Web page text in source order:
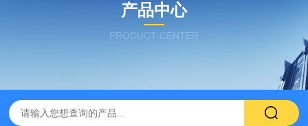
产品中心
PRODUCT CENTER